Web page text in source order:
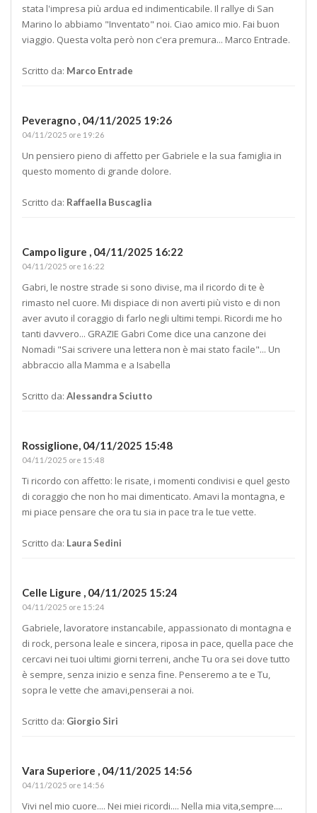
stata l'impresa più ardua ed indimenticabile. Il rallye di San
Marino lo abbiamo "Inventato" noi. Ciao amico mio. Fai buon
viaggio. Questa volta però non c'era premura... Marco Entrade.
Scritto da: Marco Entrade
Peveragno , 04/11/2025 19:26
04/11/2025 ore 19:26
Un pensiero pieno di affetto per Gabriele e la sua famiglia in
questo momento di grande dolore.
Scritto da: Raffaella Buscaglia
Campo ligure , 04/11/2025 16:22
04/11/2025 ore 16:22
Gabri, le nostre strade si sono divise, ma il ricordo di te è
rimasto nel cuore. Mi dispiace di non averti più visto e di non
aver avuto il coraggio di farlo negli ultimi tempi. Ricordi me ho
tanti davvero... GRAZIE Gabri Come dice una canzone dei
Nomadi "Sai scrivere una lettera non è mai stato facile"... Un
abbraccio alla Mamma e a Isabella
Scritto da: Alessandra Sciutto
Rossiglione, 04/11/2025 15:48
04/11/2025 ore 15:48
Ti ricordo con affetto: le risate, i momenti condivisi e quel gesto
di coraggio che non ho mai dimenticato. Amavi la montagna, e
mi piace pensare che ora tu sia in pace tra le tue vette.
Scritto da: Laura Sedini
Celle Ligure , 04/11/2025 15:24
04/11/2025 ore 15:24
Gabriele, lavoratore instancabile, appassionato di montagna e
di rock, persona leale e sincera, riposa in pace, quella pace che
cercavi nei tuoi ultimi giorni terreni, anche Tu ora sei dove tutto
è sempre, senza inizio e senza fine. Penseremo a te e Tu,
sopra le vette che amavi,penserai a noi.
Scritto da: Giorgio Siri
Vara Superiore , 04/11/2025 14:56
04/11/2025 ore 14:56
Vivi nel mio cuore.... Nei miei ricordi.... Nella mia vita,sempre....